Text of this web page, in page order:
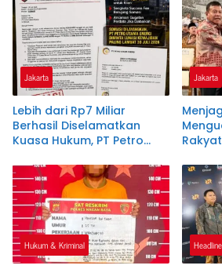
Jakarta
Lebih dari Rp7 Miliar
Berhasil Diselamatkan
Kuasa Hukum, PT Petro
atas Dugaan Wanprestasi
Pembayaran Success Fee
Jakarta
Rakyat
Hukum & Kriminal Headline